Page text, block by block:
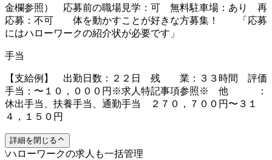
金欄参照） 応募前の職場見学：可 無料駐車場：あり 再
応募：不可 体を動かすことが好きな方募集！ 「応募
にはハローワークの紹介状が必要です」
手当
【支給例】 出勤日数：２２日 残 業：３３時間 評価
手当：〜１０，０００円※求人特記事項参照※ 他 ：
休出手当、扶養手当、通勤手当 ２７０，７００円〜３１
４，１５０円
詳細を閉じる
\ハローワークの求人も一括管理